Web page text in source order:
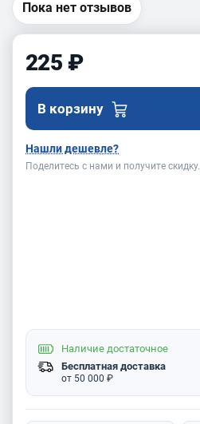
Пока нет отзывов
225 ₽
В корзину
Нашли дешевле?
Поделитесь с нами и получите скидку.
Наличие достаточное
Бесплатная доставка
от 50 000 ₽